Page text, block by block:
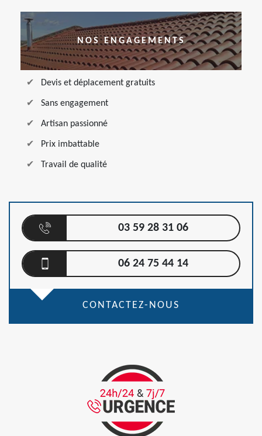
NOS ENGAGEMENTS
Devis et déplacement gratuits
Sans engagement
Artisan passionné
Prix imbattable
Travail de qualité
03 59 28 31 06
06 24 75 44 14
CONTACTEZ-NOUS